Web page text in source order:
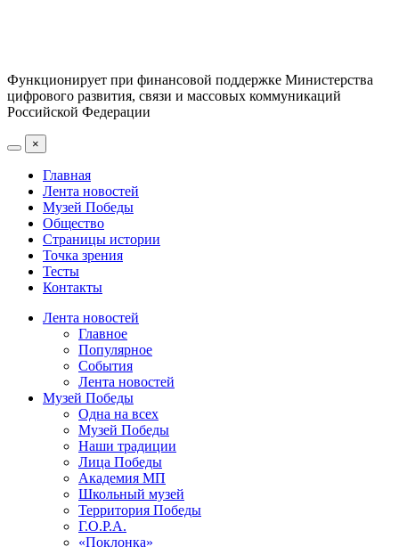
Функционирует при финансовой поддержке Министерства
цифрового развития, связи и массовых коммуникаций
Российской Федерации
×
Главная
Лента новостей
Музей Победы
Общество
Страницы истории
Точка зрения
Тесты
Контакты
Лента новостей
Главное
Популярное
События
Лента новостей
Музей Победы
Одна на всех
Музей Победы
Наши традиции
Лица Победы
Академия МП
Школьный музей
Территория Победы
Г.О.Р.А.
«Поклонка»